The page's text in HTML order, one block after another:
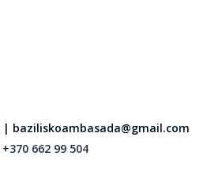
| baziliskoambasada@gmail.com
+370 662 99 504